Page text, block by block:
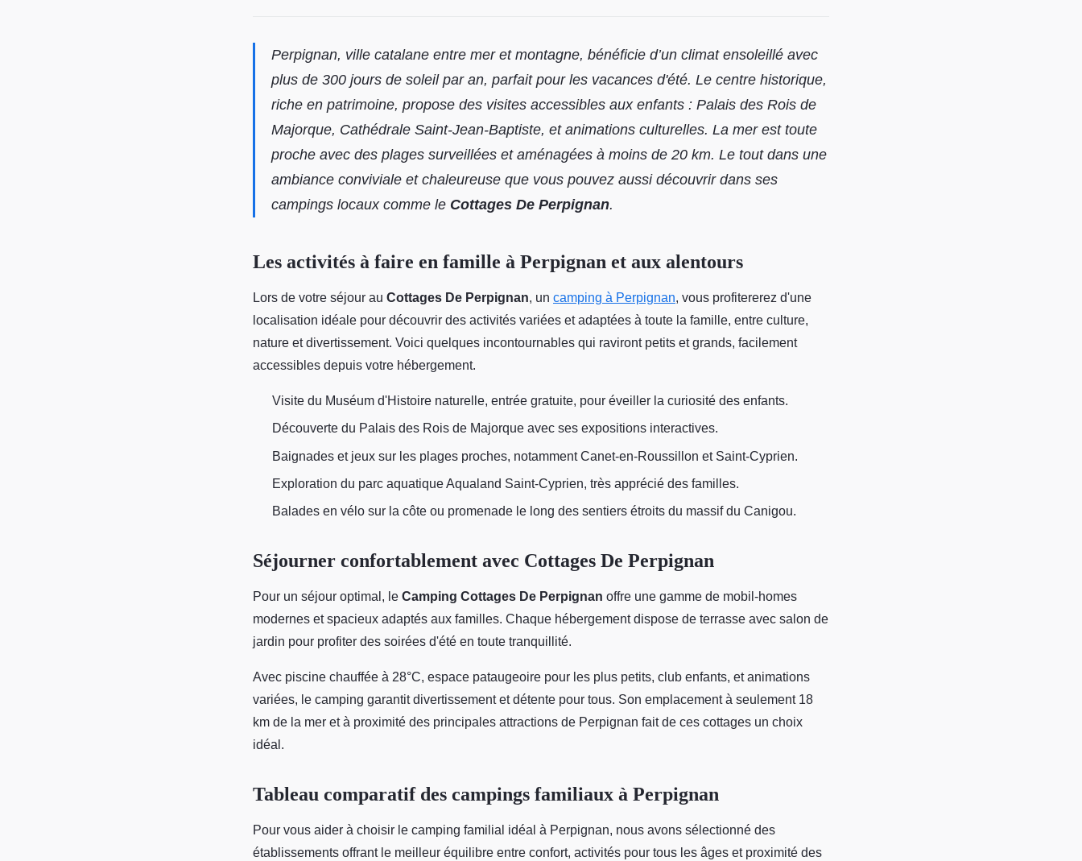
Perpignan, ville catalane entre mer et montagne, bénéficie d’un climat ensoleillé avec
plus de 300 jours de soleil par an, parfait pour les vacances d'été. Le centre historique,
riche en patrimoine, propose des visites accessibles aux enfants : Palais des Rois de
Majorque, Cathédrale Saint-Jean-Baptiste, et animations culturelles. La mer est toute
proche avec des plages surveillées et aménagées à moins de 20 km. Le tout dans une
ambiance conviviale et chaleureuse que vous pouvez aussi découvrir dans ses
campings locaux comme le Cottages De Perpignan.
Les activités à faire en famille à Perpignan et aux alentours
Lors de votre séjour au Cottages De Perpignan, un camping à Perpignan, vous profitererez d'une
localisation idéale pour découvrir des activités variées et adaptées à toute la famille, entre culture,
nature et divertissement. Voici quelques incontournables qui raviront petits et grands, facilement
accessibles depuis votre hébergement.
Visite du Muséum d'Histoire naturelle, entrée gratuite, pour éveiller la curiosité des enfants.
Découverte du Palais des Rois de Majorque avec ses expositions interactives.
Baignades et jeux sur les plages proches, notamment Canet-en-Roussillon et Saint-Cyprien.
Exploration du parc aquatique Aqualand Saint-Cyprien, très apprécié des familles.
Balades en vélo sur la côte ou promenade le long des sentiers étroits du massif du Canigou.
Séjourner confortablement avec Cottages De Perpignan
Pour un séjour optimal, le Camping Cottages De Perpignan offre une gamme de mobil-homes
modernes et spacieux adaptés aux familles. Chaque hébergement dispose de terrasse avec salon de
jardin pour profiter des soirées d'été en toute tranquillité.
Avec piscine chauffée à 28°C, espace pataugeoire pour les plus petits, club enfants, et animations
variées, le camping garantit divertissement et détente pour tous. Son emplacement à seulement 18
km de la mer et à proximité des principales attractions de Perpignan fait de ces cottages un choix
idéal.
Tableau comparatif des campings familiaux à Perpignan
Pour vous aider à choisir le camping familial idéal à Perpignan, nous avons sélectionné des
établissements offrant le meilleur équilibre entre confort, activités pour tous les âges et proximité des